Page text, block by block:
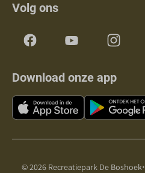
Volg ons
Download onze app
© 2026 Recreatiepark De Boshoek·